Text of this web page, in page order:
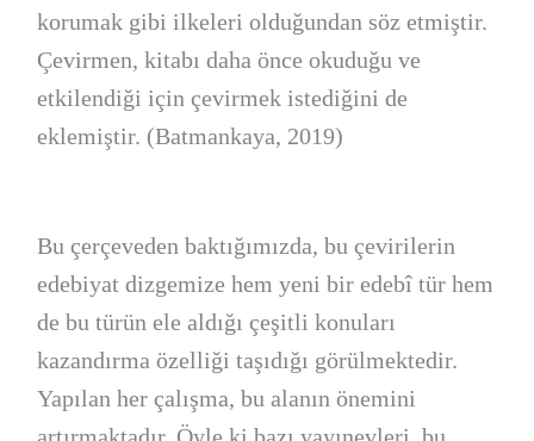
korumak gibi ilkeleri olduğundan söz etmiştir.
Çevirmen, kitabı daha önce okuduğu ve
etkilendiği için çevirmek istediğini de
eklemiştir. (Batmankaya, 2019)
Bu çerçeveden baktığımızda, bu çevirilerin
edebiyat dizgemize hem yeni bir edebî tür hem
de bu türün ele aldığı çeşitli konuları
kazandırma özelliği taşıdığı görülmektedir.
Yapılan her çalışma, bu alanın önemini